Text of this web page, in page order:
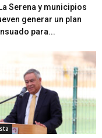
Serena y municipios
generar un plan
para...